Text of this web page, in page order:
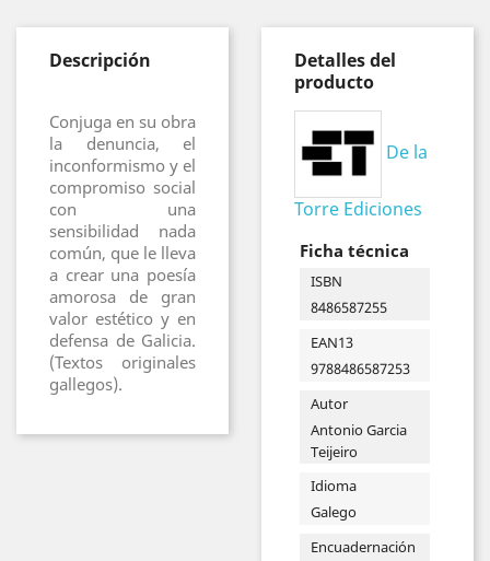
Descripción
Conjuga en su obra
la denuncia, el
inconformismo y el
compromiso social
con una
sensibilidad nada
común, que le lleva
a crear una poesía
amorosa de gran
valor estético y en
defensa de Galicia.
(Textos originales
gallegos).
Detalles del
producto
De la
Torre Ediciones
Ficha técnica
ISBN
8486587255
EAN13
9788486587253
Autor
Antonio Garcia
Teijeiro
Idioma
Galego
Encuadernación